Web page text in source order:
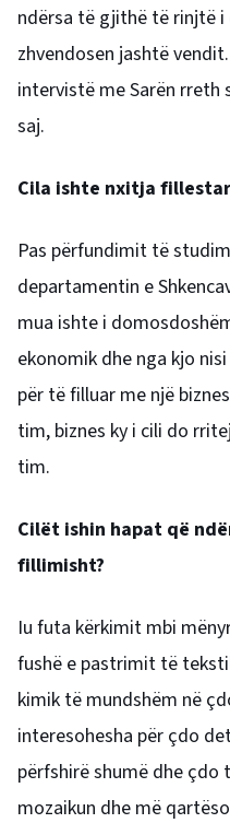
ndërsa të gjithë të rinjtë
zhvendosen jashtë
intervistë me Sarën
saj.
Cila ishte nxitja
Pas përfundimit të
departamentin e
mua ishte i
ekonomik dhe nga kjo
për të filluar me një
tim, biznes ky i cili do
tim.
Cilët ishin hapat që
fillimisht?
Iu futa kërkimit mbi
fushë e pastrimit të
kimik të mundshëm në
interesohesha për çdo
përfshirë shumë dhe
mozaikun dhe më